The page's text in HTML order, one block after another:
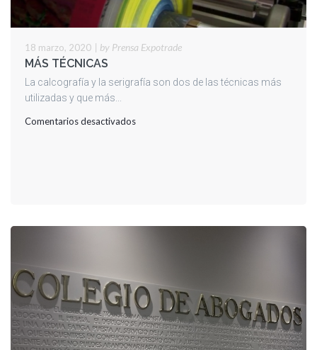
18 marzo, 2020 | by Prensa Expotrade
MÁS TÉCNICAS
La calcografía y la serigrafía son dos de las técnicas más
utilizadas y que más...
Comentarios desactivadosen